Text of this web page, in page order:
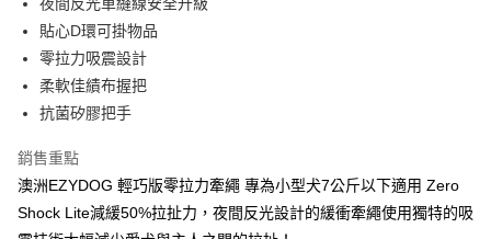
全家取貨付款
每筆NT$60，滿NT$899(含以上)免運費
7-11取貨付款
宅配
每筆NT$100，滿NT$899(含以上)免運費
貼心D環可掛物品
零拉力吸震設計
柔軟佳績布握把
抗菌矽膠把手
銷售重點
澳洲EZYDOG 輕巧版零拉力牽繩 專為小型犬7公斤以下適用 Zero
Shock Lite減緩50%拉扯力，夜間反光設計的緩衝牽繩使用獨特的吸